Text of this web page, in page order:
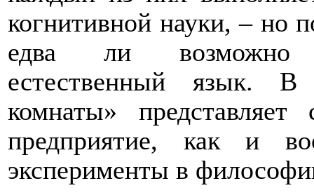
когнитивной науки,–но
едва ли возможно
естественный язык. В
комнаты» представляет
предприятие, как и
эксперименты в